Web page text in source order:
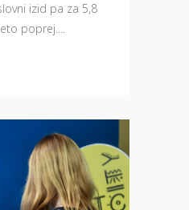
izid pa za 5,8
poprej....